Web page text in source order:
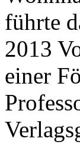
führte
2013
einer